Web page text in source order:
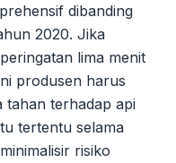
dibanding
2020. Jika
lima menit
produsen harus
tahan terhadap api
tertentu selama
risiko